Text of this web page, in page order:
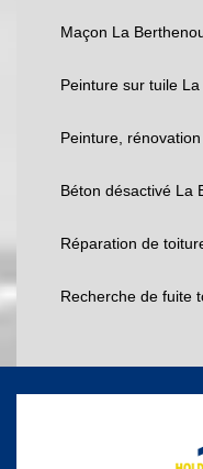
Maçon La
Peinture sur tuile
Peinture,
Béton désactivé La
Réparation de
Recherche de fuite